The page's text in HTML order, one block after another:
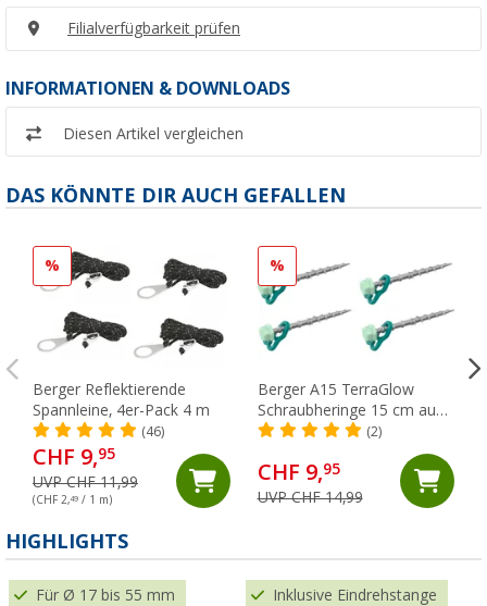
Filialverfügbarkeit prüfen
INFORMATIONEN & DOWNLOADS
Diesen Artikel vergleichen
DAS KÖNNTE DIR AUCH GEFALLEN
%
Berger Reflektierende
Spannleine, 4er-Pack 4 m
(46)
CHF 9,95
UVP CHF 11,99
(CHF 2,49 / 1 m)
%
Berger A15 TerraGlow
Schraubheringe 15 cm aus
Aluminium für gemischte
(2)
CHF 9,95
UVP CHF 14,99
HIGHLIGHTS
Für Ø 17 bis 55 mm Inklusive Eindrehstange